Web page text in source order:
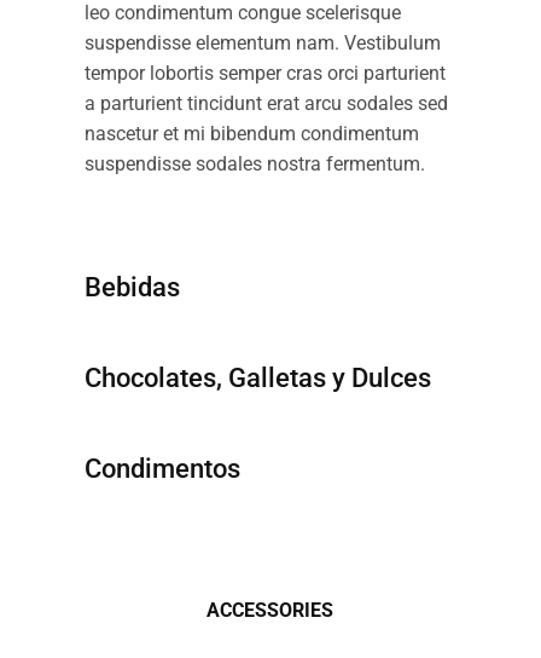
leo condimentum congue scelerisque
suspendisse elementum nam. Vestibulum
tempor lobortis semper cras orci parturient
a parturient tincidunt erat arcu sodales sed
nascetur et mi bibendum condimentum
suspendisse sodales nostra fermentum.
Bebidas
Chocolates, Galletas y Dulces
Condimentos
ACCESSORIES